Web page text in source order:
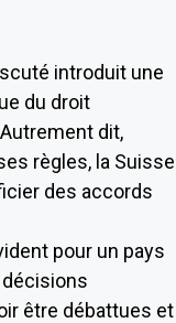
introduit une
du droit
dit,
règles, la Suisse
des accords
pour un pays
être débattues et